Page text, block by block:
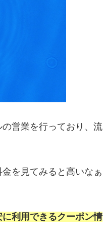
営業を行っており、流
を見てみると高いなぁ
利用できるクーポン情